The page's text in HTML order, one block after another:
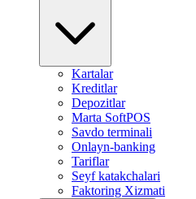
Kartalar
Kreditlar
Depozitlar
Marta SoftPOS
Savdo terminali
Onlayn-banking
Tariflar
Seyf katakchalari
Faktoring Xizmati